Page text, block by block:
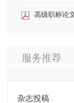
高级职称论
服务推荐
杂志投稿